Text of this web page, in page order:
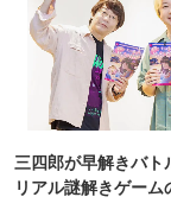
三四郎が早解きバト
リアル謎解きゲー